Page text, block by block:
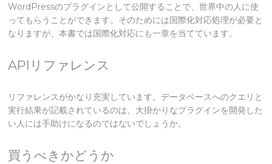
WordPressのプラグインとして公開することで、世界中の人に使
ってもらうことができます。そのためには国際化対応処理が必要と
なりますが、本書では国際化対応にも一章を当てています。
APIリファレンス
リファレンスがかなり充実しています。データベースへのクエリと
実行結果が記載されているのは、大掛かりなプラグインを開発した
い人には手助けになるのではないでしょうか。
買うべきかどうか